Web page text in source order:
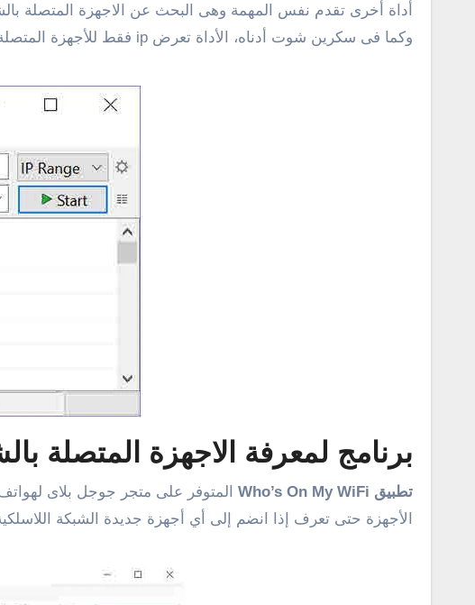
أداة أخرى تقدم نفس المهمة وهى البحث عن الاجهزة المتصلة
وكما فى سكرين شوت أدناه، الأداة تعرض ip فقط للأجهزة المتصلة ولا تعرض الماك أدرس . [للتحميل من
برنامج لمعرفة الاجهزة المتصلة
تطبيق Who’s On My WiFi‏
المتوفر على متجر جوجل بلاى
الأجهزة حتى تعرف إذا انضم إلى أي أجهزة جديدة الشبكة